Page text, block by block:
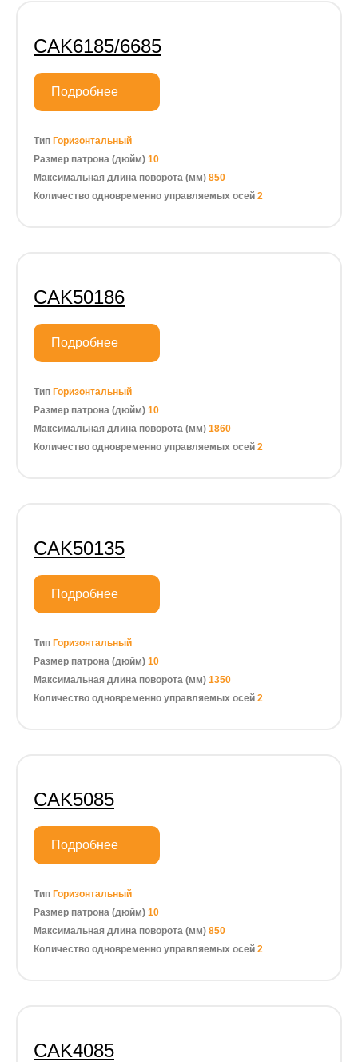
CAK6185/6685
Подробнее
Тип Горизонтальный
Размер патрона (дюйм) 10
Максимальная длина поворота (мм) 850
Количество одновременно управляемых осей 2
CAK50186
Подробнее
Тип Горизонтальный
Размер патрона (дюйм) 10
Максимальная длина поворота (мм) 1860
Количество одновременно управляемых осей 2
CAK50135
Подробнее
Тип Горизонтальный
Размер патрона (дюйм) 10
Максимальная длина поворота (мм) 1350
Количество одновременно управляемых осей 2
CAK5085
Подробнее
Тип Горизонтальный
Размер патрона (дюйм) 10
Максимальная длина поворота (мм) 850
Количество одновременно управляемых осей 2
CAK4085